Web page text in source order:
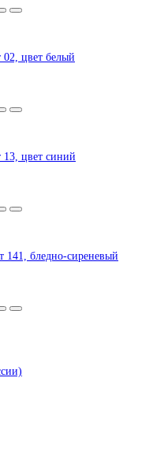
цвет белый
13, цвет синий
141, бледно-сиреневый